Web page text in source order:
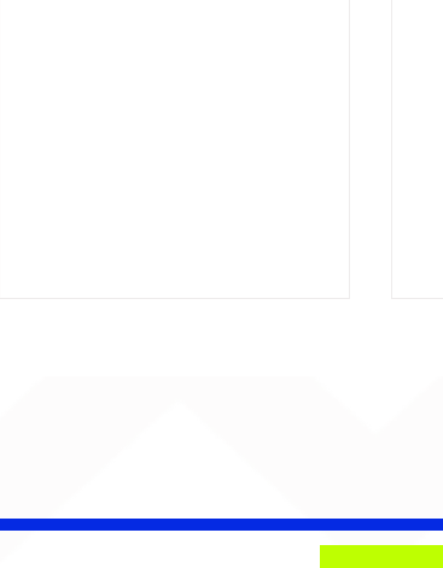
Barão Vermelho reúne